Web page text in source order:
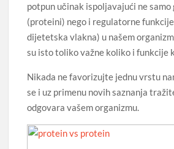
potpun učinak ispoljavajući ne samo
(proteini) nego i regulatorne
dijetetska vlakna) u našem
su isto toliko važne koliko i funkcije
Nikada ne favorizujte jednu vrstu
se i uz primenu novih saznanja
odgovara vašem organizmu.